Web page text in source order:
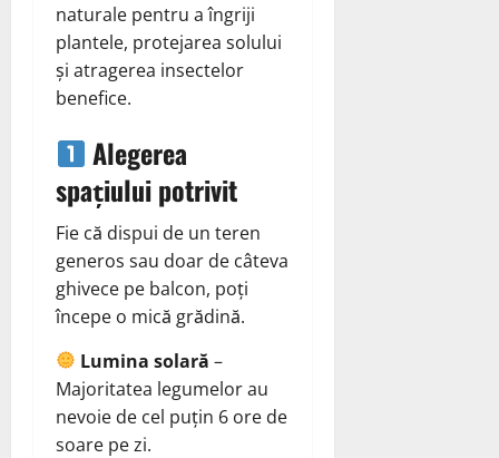
naturale pentru a îngriji
plantele, protejarea solului
și atragerea insectelor
benefice.
Alegerea
spațiului potrivit
Fie că dispui de un teren
generos sau doar de câteva
ghivece pe balcon, poți
începe o mică grădină.
Lumina solară –
Majoritatea legumelor au
nevoie de cel puțin 6 ore de
soare pe zi.